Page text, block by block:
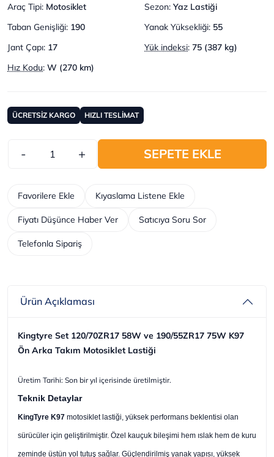
Araç Tipi: Motosiklet Sezon: Yaz Lastiği
Taban Genişliği: 190 Yanak Yüksekliği: 55
Jant Çapı: 17 Yük indeksi: 75 (387 kg)
Hız Kodu: W (270 km)
ÜCRETSİZ KARGO HIZLI TESLİMAT
- + SEPETE EKLE
Telefonla Sipariş
Kıyaslama Listene Ekle
Favorilere Ekle
Fiyatı Düşünce Haber Ver Satıcıya Soru Sor
Ürün Açıklaması
Kingtyre Set 120/70ZR17 58W ve 190/55ZR17 75W K97
Ön Arka Takım Motosiklet Lastiği
Üretim Tarihi: Son bir yıl içerisinde üretilmiştir.
Teknik Detaylar
KingTyre K97 motosiklet lastiği, yüksek performans beklentisi olan
sürücüler için geliştirilmiştir. Özel kauçuk bileşimi hem ıslak hem de kuru
zeminde üstün yol tutuş sağlar. Güçlendirilmiş yanak yapısı, yüksek